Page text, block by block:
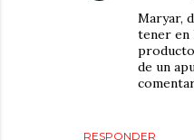
RESPONDER
Maryar,
tener en
de un